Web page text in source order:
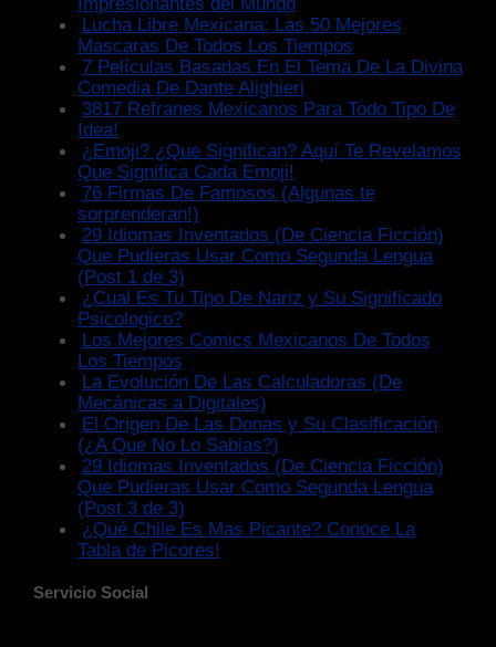
Lucha Libre Mexicana: Las 50 Mejores
Mascaras De Todos Los Tiempos
7 Películas Basadas En El Tema De La Divina
Comedia De Dante Alighieri
3817 Refranes Mexicanos Para Todo Tipo De
Idea!
¿Emoji? ¿Que Significan? Aquí Te Revelamos
Que Significa Cada Emoji!
76 Firmas De Famosos (Algunas te
sorprenderan!)
29 Idiomas Inventados (De Ciencia Ficción)
Que Pudieras Usar Como Segunda Lengua
(Post 1 de 3)
¿Cual Es Tu Tipo De Nariz y Su Significado
Psicologico?
Los Mejores Comics Mexicanos De Todos
Los Tiempos
La Evolución De Las Calculadoras (De
Mecánicas a Digitales)
El Origen De Las Donas y Su Clasificación
(¿A Que No Lo Sabias?)
29 Idiomas Inventados (De Ciencia Ficción)
Que Pudieras Usar Como Segunda Lengua
(Post 3 de 3)
¿Qué Chile Es Mas Picante? Conoce La
Tabla de Picores!
Servicio Social